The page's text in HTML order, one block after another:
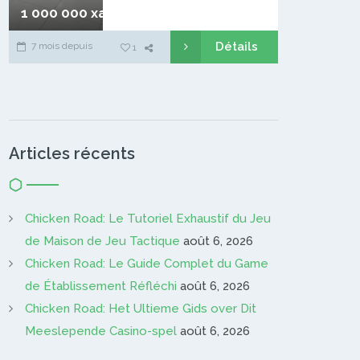
1 000 000 xaf
Groupe électrogène
7 mois depuis 1 Détails
Articles récents
Chicken Road: Le Tutoriel Exhaustif du Jeu
de Maison de Jeu Tactique août 6, 2026
Chicken Road: Le Guide Complet du Game
de Établissement Réfléchi août 6, 2026
Chicken Road: Het Ultieme Gids over Dit
Meeslepende Casino-spel août 6, 2026